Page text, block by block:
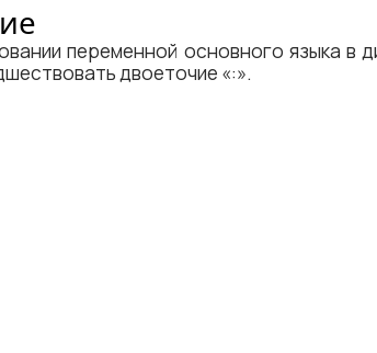
переменной основного языка в
двоеточие «:».